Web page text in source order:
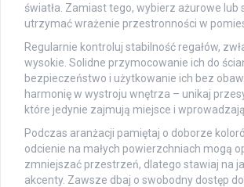
światła. Zamiast tego, wybierz ażurowe lub
utrzymać wrażenie przestronności w
Regularnie kontroluj stabilność regałów,
wysokie. Solidne przymocowanie ich do
bezpieczeństwo i użytkowanie ich bez
harmonię w wystroju wnętrza – unikaj
które jedynie zajmują miejsce i
Podczas aranżacji pamiętaj o doborze
odcienie na małych powierzchniach mogą
zmniejszać przestrzeń, dlatego stawiaj na
akcenty. Zawsze dbaj o swobodny dostęp